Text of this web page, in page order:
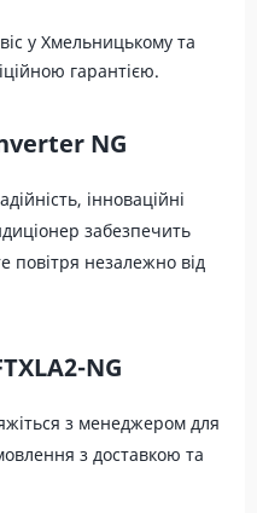
у Хмельницькому та
гарантією.
NG
інноваційні
забезпечить
повітря незалежно від
NG
з менеджером для
з доставкою та